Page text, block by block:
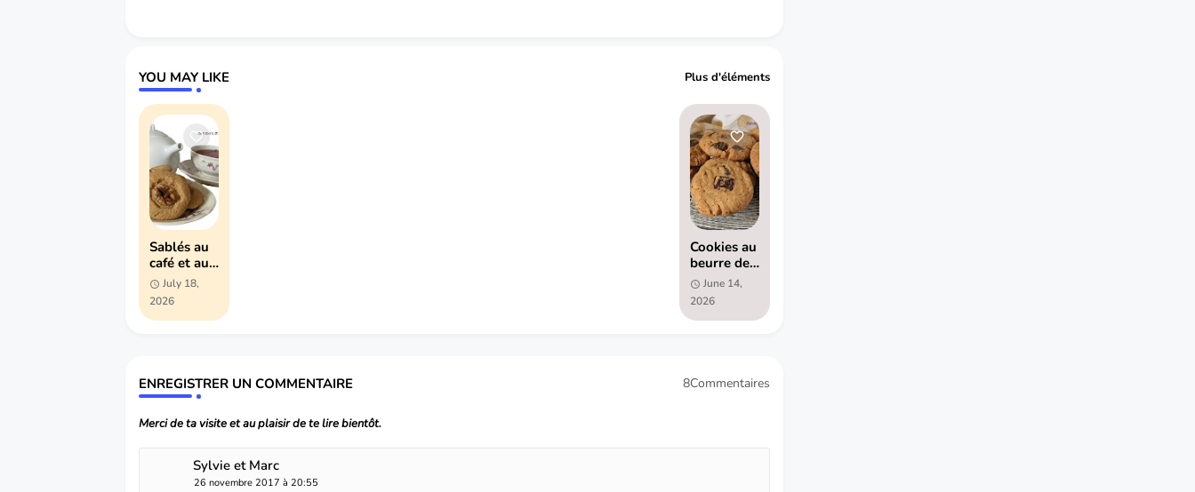
YOU MAY LIKE Plus d'éléments
Sablés au
café et aux
noix
(recette
July 18,
2026
Cookies au
beurre de
cacahuète
et pépites
sans
lactose)
June 14,
2026
ENREGISTRER UN COMMENTAIRE 8Commentaires
Merci de ta visite et au plaisir de te lire bientôt.
Sylvie et Marc
26 novembre 2017 à 20:55